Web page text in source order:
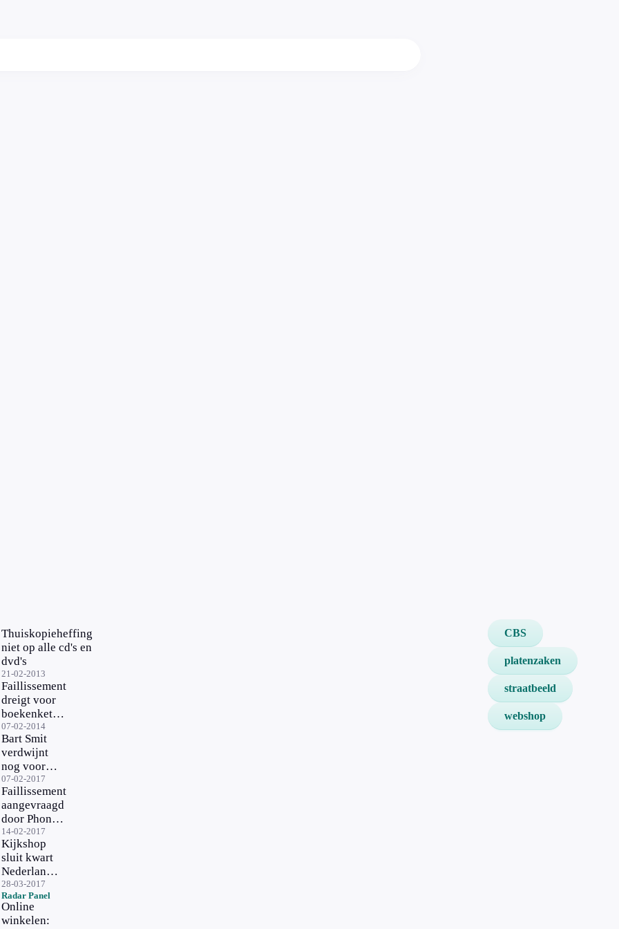
Thuiskopieheffing
niet op alle cd's en
dvd's
21-02-2013
Faillissement
dreigt voor
boekenketen
Polare
07-02-2014
Bart Smit
verdwijnt
nog voor
april uit
winkelstraat
07-02-2017
Faillissement
aangevraagd
door Phone
House
14-02-2017
Kijkshop
sluit kwart
Nederlandse
winkels
28-03-2017
Radar Panel
Online
winkelen:
CBS
platenzaken
straatbeeld
webshop